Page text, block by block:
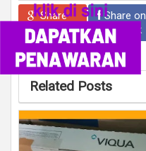
Share
on Google
+
Share on
facebook
Related Posts